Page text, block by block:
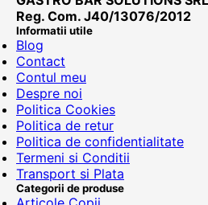
Reg. Com. J40/13076/2012
Informatii utile
Blog
Contact
Contul meu
Despre noi
Politica Cookies
Politica de retur
Politica de confidentialitate
Termeni si Conditii
Transport si Plata
Categorii de produse